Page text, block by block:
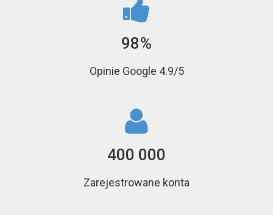
98%
Opinie Google 4.9/5
400 000
Zarejestrowane konta